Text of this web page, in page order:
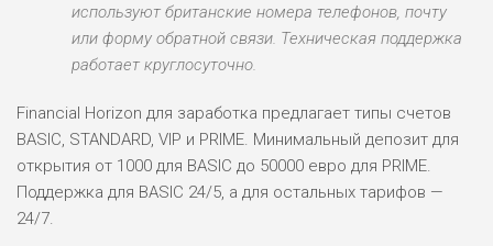
используют британские номера телефонов, почту
или форму обратной связи. Техническая поддержка
работает круглосуточно.
Financial Horizon для заработка предлагает типы счетов
BASIC, STANDARD, VIP и PRIME. Минимальный депозит для
открытия от 1000 для BASIC до 50000 евро для PRIME.
Поддержка для BASIC 24/5, а для остальных тарифов —
24/7.